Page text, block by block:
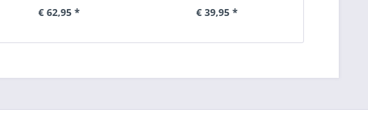
€ 62,95 * € 39,95 *